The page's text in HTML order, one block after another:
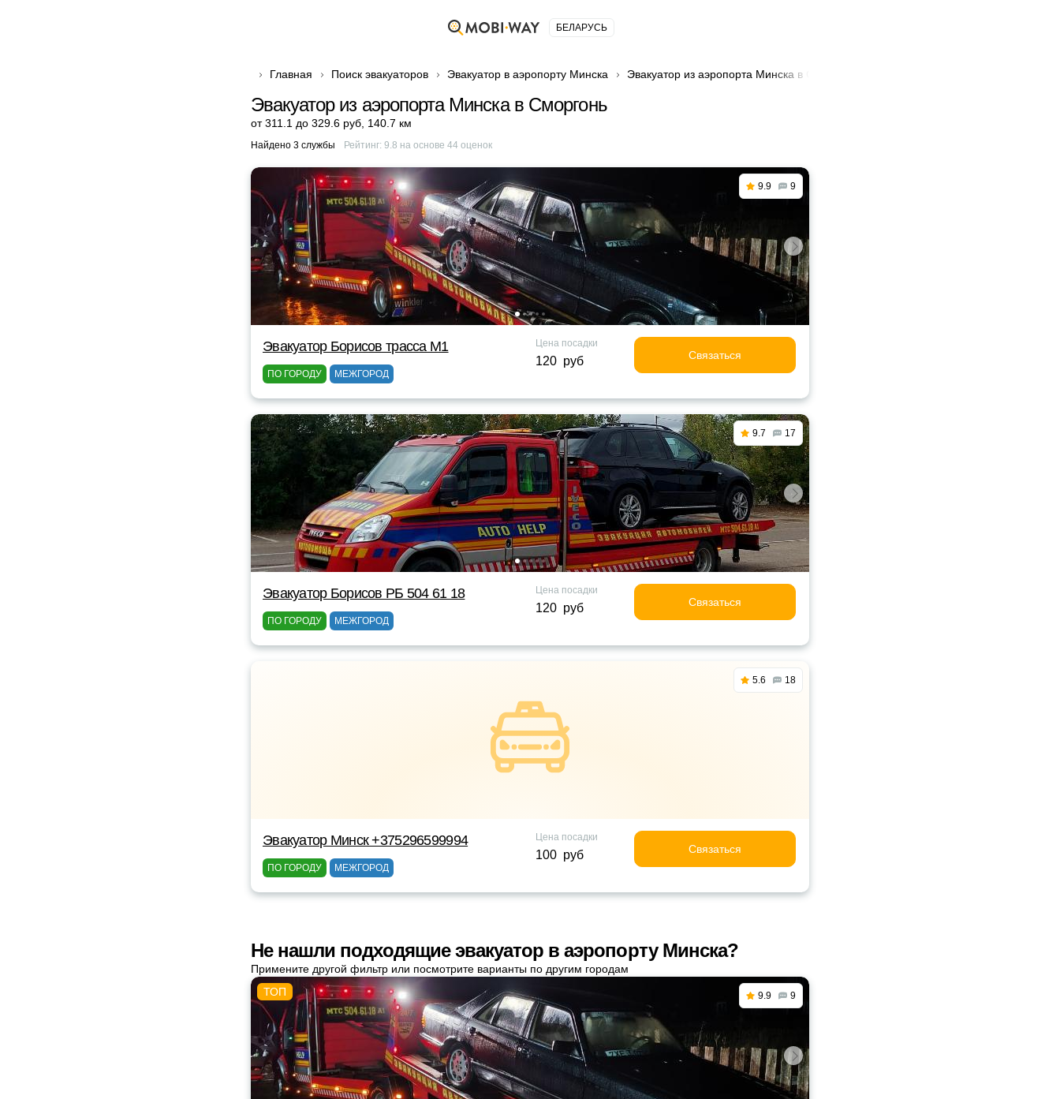
БЕЛАРУСЬ
Главная Поиск эвакуаторов Эвакуатор в аэропорту Минска Эвакуатор из аэропорта Минска в Сморгонь
Эвакуатор из аэропорта Минска в Сморгонь
от 311.1 до 329.6 руб 140.7 км
Найдено 3 службы Рейтинг: 9.8 на основе 44оценок
9.9 9
Эвакуатор Борисов трасса М1
ПО ГОРОДУ МЕЖГОРОД
Цена посадки
120 руб Связаться
9.7 17
Эвакуатор Борисов РБ 504 61 18
ПО ГОРОДУ МЕЖГОРОД
Цена посадки
120 руб Связаться
5.6 18
Эвакуатор Минск +375296599994
ПО ГОРОДУ МЕЖГОРОД
Цена посадки
100 руб Связаться
Не нашли подходящие эвакуатор в аэропорту Минска?
Примените другой фильтр или посмотрите варианты по другим городам
9.9 9